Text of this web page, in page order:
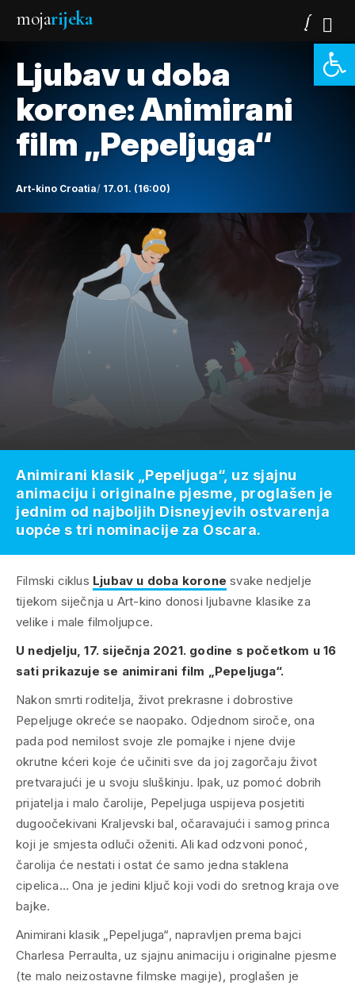
mojarijeka
Ljubav u doba
korone: Animirani
film „Pepeljuga“
Art-kino Croatia 17.01. (16:00)
Filmski ciklus Ljubav u doba korone svake nedjelje
tijekom siječnja u Art-kino donosi ljubavne klasike za
velike i male filmoljupce.
U nedjelju, 17. siječnja 2021. godine s početkom u 16
sati prikazuje se animirani film „Pepeljuga“.
Nakon smrti roditelja, život prekrasne i dobrostive
Pepeljuge okreće se naopako. Odjednom siroče, ona
pada pod nemilost svoje zle pomajke i njene dvije
okrutne kćeri koje će učiniti sve da joj zagorčaju život
pretvarajući je u svoju sluškinju. Ipak, uz pomoć dobrih
prijatelja i malo čarolije, Pepeljuga uspijeva posjetiti
dugoočekivani Kraljevski bal, očaravajući i samog princa
koji je smjesta odluči oženiti. Ali kad odzvoni ponoć,
čarolija će nestati i ostat će samo jedna staklena
cipelica… Ona je jedini ključ koji vodi do sretnog kraja ove
bajke.
Animirani klasik „Pepeljuga“, napravljen prema bajci
Charlesa Perraulta, uz sjajnu animaciju i originalne pjesme
(te malo neizostavne filmske magije), proglašen je
Animirani klasik „Pepeljuga“, uz sjajnu
animaciju i originalne pjesme, proglašen je
jednim od najboljih Disneyjevih ostvarenja
uopće s tri nominacije za Oscara.